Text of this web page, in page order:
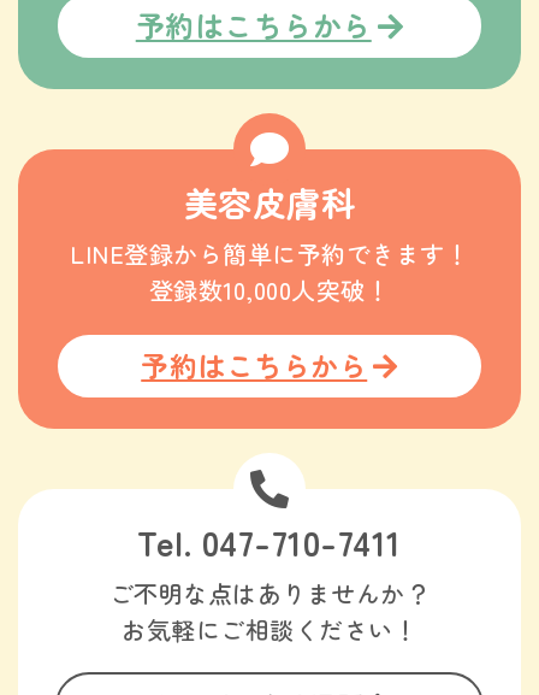
Tel. 047-710-7411
ご不明な点はありませんか？
お気軽にご相談ください！
予約はこちらから
美容皮膚科
LINE登録から簡単に予約できます！
登録数10,000人突破！
予約はこちらから